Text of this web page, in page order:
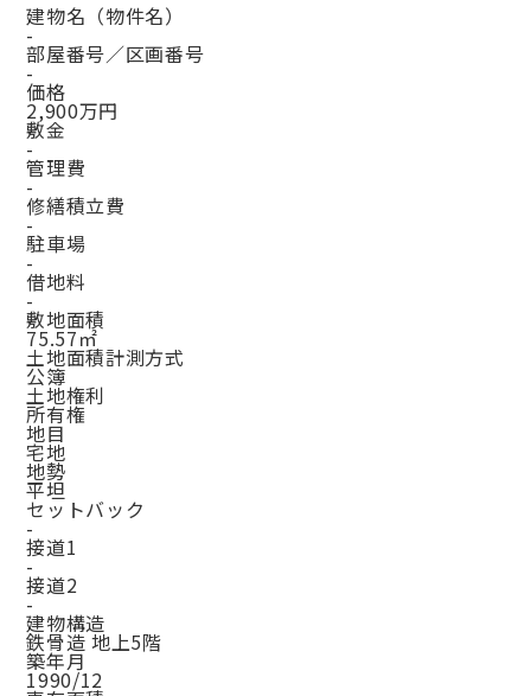
建物名（物件名）
-
部屋番号／区画番号
-
価格
2,900万円
敷金
-
管理費
-
修繕積立費
-
駐車場
-
借地料
-
敷地面積
75.57㎡
土地面積計測方式
公簿
土地権利
所有権
地目
宅地
地勢
平坦
セットバック
-
接道1
-
接道2
-
建物構造
鉄骨造 地上5階
築年月
1990/12